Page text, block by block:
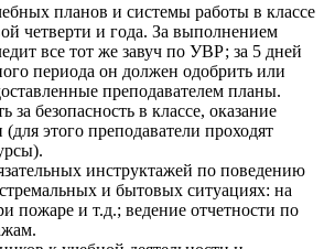
планов и системы работы в классе
четверти и года. За выполнением
все тот же завуч по УВР; за 5 дней
периода он должен одобрить или
преподавателем планы.
за безопасность в классе, оказание
этого преподаватели проходят
инструктажей по поведению
и бытовых ситуациях: на
пожаре и т.д.; ведение отчетности по